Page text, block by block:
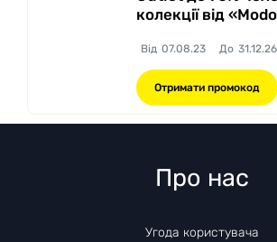
колекції від
Від 07.08.23 До 31.12.26
Отримати промокод
Про нас
Угода користувача